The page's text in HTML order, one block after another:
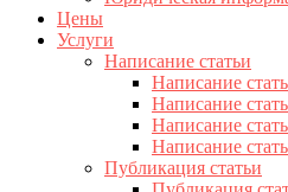
Цены
Услуги
Написание статьи
Написание
Написание
Написание
Написание
Публикация статьи